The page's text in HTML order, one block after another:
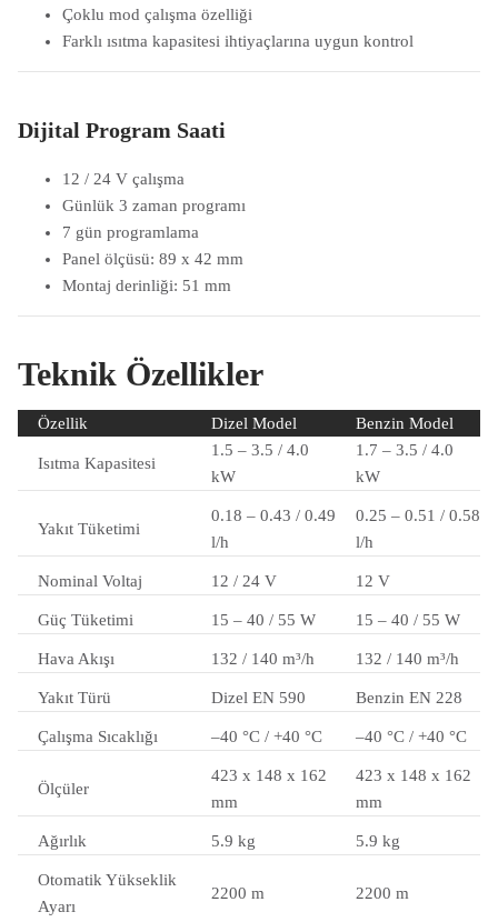
Çoklu mod çalışma özelliği
Farklı ısıtma kapasitesi ihtiyaçlarına uygun kontrol
Dijital Program Saati
12 / 24 V çalışma
Günlük 3 zaman programı
7 gün programlama
Panel ölçüsü: 89 x 42 mm
Montaj derinliği: 51 mm
Teknik Özellikler
Özellik Dizel Model Benzin Model
Isıtma Kapasitesi
1.5 – 3.5 / 4.0
kW
1.7 – 3.5 / 4.0
kW
Yakıt Tüketimi
0.18 – 0.43 / 0.49
l/h
0.25 – 0.51 / 0.58
l/h
Nominal Voltaj 12 / 24 V 12 V
Güç Tüketimi 15 – 40 / 55 W 15 – 40 / 55 W
Hava Akışı 132 / 140 m³/h 132 / 140 m³/h
Yakıt Türü Dizel EN 590 Benzin EN 228
Çalışma Sıcaklığı –40 °C / +40 °C –40 °C / +40 °C
Ölçüler
423 x 148 x 162
mm
423 x 148 x 162
mm
Ağırlık 5.9 kg 5.9 kg
Otomatik Yükseklik
Ayarı
2200 m 2200 m